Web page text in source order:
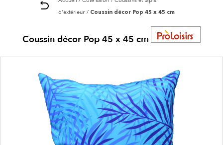
d'extérieur
Coussin décor Pop 45 x 45 cm
Coussin décor Pop 45 x 45 cm